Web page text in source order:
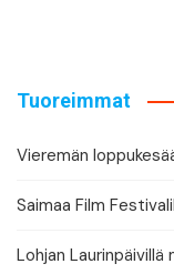
Tuoreimmat
Vieremän
Saimaa Film
Lohjan Laurinpäivillä